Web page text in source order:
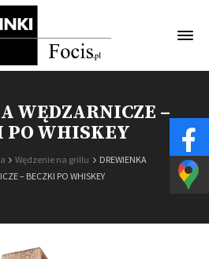
WĘDZARNICZE –
PO WHISKEY
Wędzenie na grillu
DREWIENKA
– BECZKI PO WHISKEY